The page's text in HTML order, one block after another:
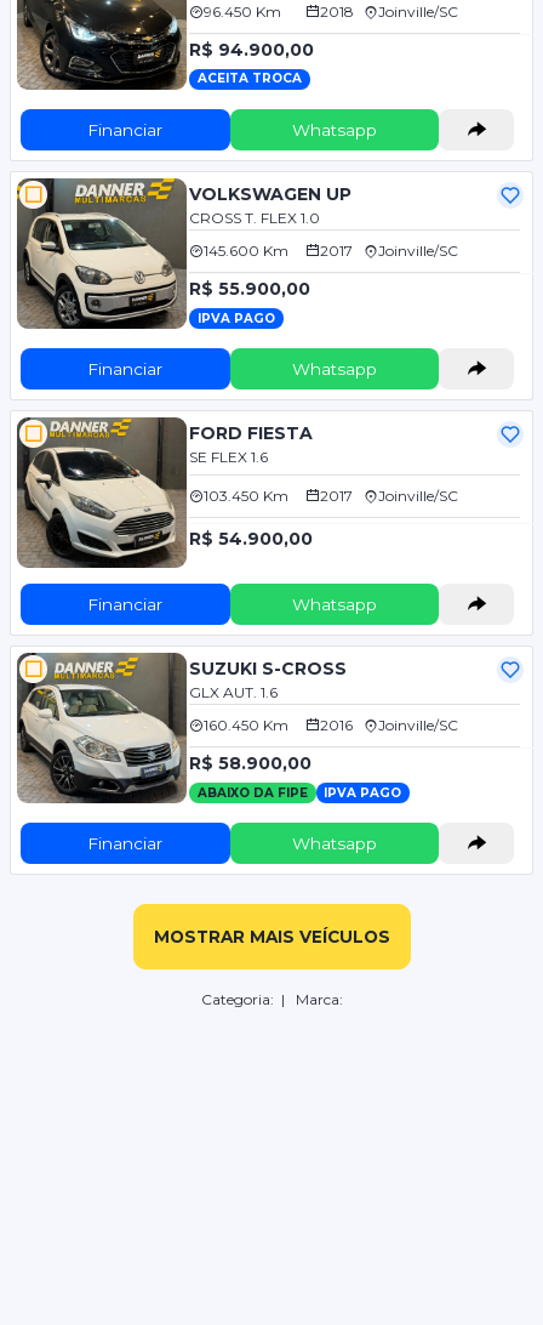
96.450 Km
2018 Joinville/SC
R$ 94.900,00
ACEITA TROCA
Financiar Whatsapp
VOLKSWAGEN UP
CROSS T. FLEX 1.0
145.600 Km
2017 Joinville/SC
R$ 55.900,00
IPVA PAGO
Financiar Whatsapp
FORD FIESTA
SE FLEX 1.6
103.450 Km 2017 Joinville/SC
R$ 54.900,00
Financiar Whatsapp
SUZUKI S-CROSS
GLX AUT. 1.6
160.450 Km
2016 Joinville/SC
R$ 58.900,00
ABAIXO DA FIPE IPVA PAGO
Financiar Whatsapp
MOSTRAR MAIS VEÍCULOS
Categoria: | Marca: